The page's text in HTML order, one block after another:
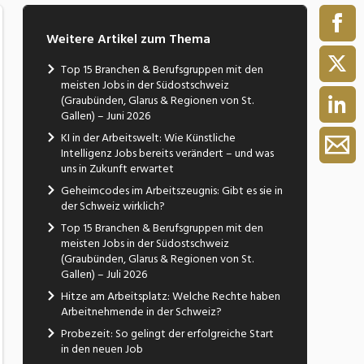
Weitere Artikel zum Thema
Top 15 Branchen & Berufsgruppen mit den
meisten Jobs in der Südostschweiz
(Graubünden, Glarus & Regionen von St.
Gallen) – Juni 2026
KI in der Arbeitswelt: Wie Künstliche
Intelligenz Jobs bereits verändert – und was
uns in Zukunft erwartet
Geheimcodes im Arbeitszeugnis: Gibt es sie in
der Schweiz wirklich?
Top 15 Branchen & Berufsgruppen mit den
meisten Jobs in der Südostschweiz
(Graubünden, Glarus & Regionen von St.
Gallen) – Juli 2026
Hitze am Arbeitsplatz: Welche Rechte haben
Arbeitnehmende in der Schweiz?
Probezeit: So gelingt der erfolgreiche Start
in den neuen Job